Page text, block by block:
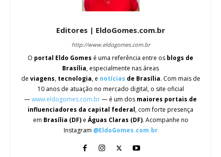
Editores | EldoGomes.com.br
http://www.eldogomes.com.br
O portal Eldo Gomes é uma referência entre os blogs de
Brasília, especialmente nas áreas
de viagens, tecnologia, e notícias de Brasília. Com mais de
10 anos de atuação no mercado digital, o site oficial
—www.eldogomes.com.br— é um dos maiores portais de
influenciadores da capital federal, com forte presença
em Brasília (DF)e Águas Claras (DF). Acompanhe no
Instagram @EldoGomes.com.br